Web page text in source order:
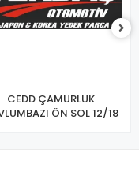
CEDD ÇAMURLUK
ÖN SOL 12/18